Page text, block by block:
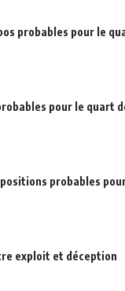
probables pour le
pour le quart
probables
exploit et déception